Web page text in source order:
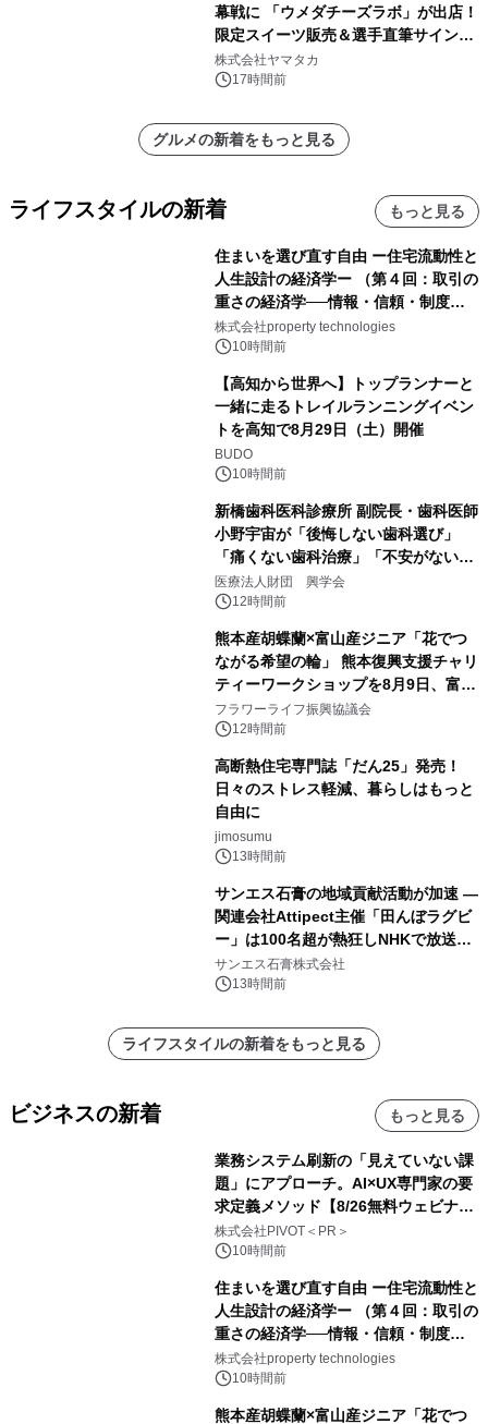
幕戦に 「ウメダチーズラボ」が出店！
限定スイーツ販売＆選手直筆サイング
ッズが当たる抽選会を 8月8日に開催
株式会社ヤマタカ
17時間前
グルメの新着をもっと見る
ライフスタイルの新着 もっと見る
住まいを選び直す自由 ー住宅流動性と
人生設計の経済学ー （第４回：取引の
重さの経済学──情報・信頼・制度を
PropTechはどう組み替えるか）｜
PropTech-Lab
株式会社property technologies
10時間前
【高知から世界へ】トップランナーと
一緒に走るトレイルランニングイベン
トを高知で8月29日（土）開催
BUDO
10時間前
新橋歯科医科診療所 副院長・歯科医師
小野宇宙が「後悔しない歯科選び」
「痛くない歯科治療」「不安がない治
療計画」をテーマに専門監修
医療法人財団 興学会
12時間前
熊本産胡蝶蘭×富山産ジニア「花でつ
ながる希望の輪」 熊本復興支援チャリ
ティーワークショップを8月9日、富
山・射水で開催
フラワーライフ振興協議会
12時間前
高断熱住宅専門誌「だん25」発売！
日々のストレス軽減、暮らしはもっと
自由に
jimosumu
13時間前
サンエス石膏の地域貢献活動が加速 ―
関連会社Attipect主催「田んぼラグビ
ー」は100名超が熱狂しNHKで放送さ
れました。
サンエス石膏株式会社
13時間前
ライフスタイルの新着をもっと見る
ビジネスの新着 もっと見る
業務システム刷新の「見えていない課
題」にアプローチ。AI×UX専門家の要
求定義メソッド【8/26無料ウェビナ
ー】株式会社PIVOT
株式会社PIVOT＜PR＞
10時間前
住まいを選び直す自由 ー住宅流動性と
人生設計の経済学ー （第４回：取引の
重さの経済学──情報・信頼・制度を
PropTechはどう組み替えるか）｜
PropTech-Lab
株式会社property technologies
10時間前
熊本産胡蝶蘭×富山産ジニア「花でつ